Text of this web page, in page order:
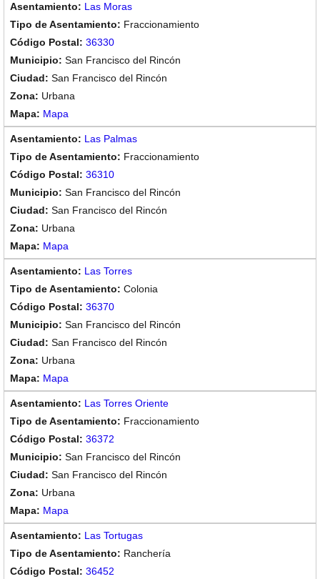
Las Moras
Fraccionamiento
36330
San Francisco del Rincón
San Francisco del Rincón
Urbana
Mapa
Las Palmas
Fraccionamiento
36310
San Francisco del Rincón
San Francisco del Rincón
Urbana
Mapa
Las Torres
Colonia
36370
San Francisco del Rincón
San Francisco del Rincón
Urbana
Mapa
Las Torres Oriente
Fraccionamiento
36372
San Francisco del Rincón
San Francisco del Rincón
Urbana
Mapa
Las Tortugas
Ranchería
36452